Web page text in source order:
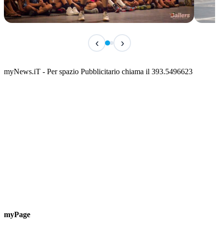
Classic Contest 3vs3 Memorial Michele
📅 6 Agosto 2026 · 09:00 · 📍 Lungomare C. Colombo
‹ ›
myNews.iT - Per spazio Pubblicitario chiama il 393.5496623
myPage